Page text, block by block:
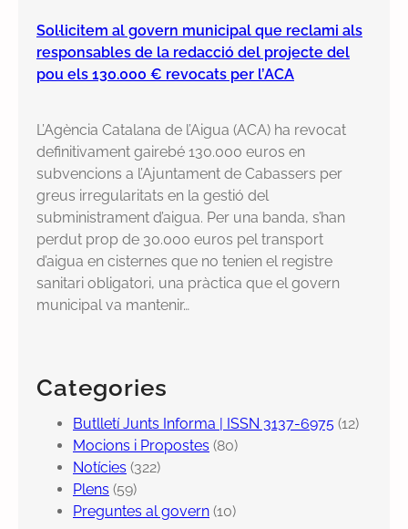
Sol·licitem al govern municipal que reclami als
responsables de la redacció del projecte del
pou els 130.000 € revocats per l’ACA
L’Agència Catalana de l’Aigua (ACA) ha revocat
definitivament gairebé 130.000 euros en
subvencions a l’Ajuntament de Cabassers per
greus irregularitats en la gestió del
subministrament d’aigua. Per una banda, s’han
perdut prop de 30.000 euros pel transport
d’aigua en cisternes que no tenien el registre
sanitari obligatori, una pràctica que el govern
municipal va mantenir…
Categories
Butlletí Junts Informa | ISSN 3137-6975 (12)
Mocions i Propostes (80)
Notícies (322)
Plens (59)
Preguntes al govern (10)